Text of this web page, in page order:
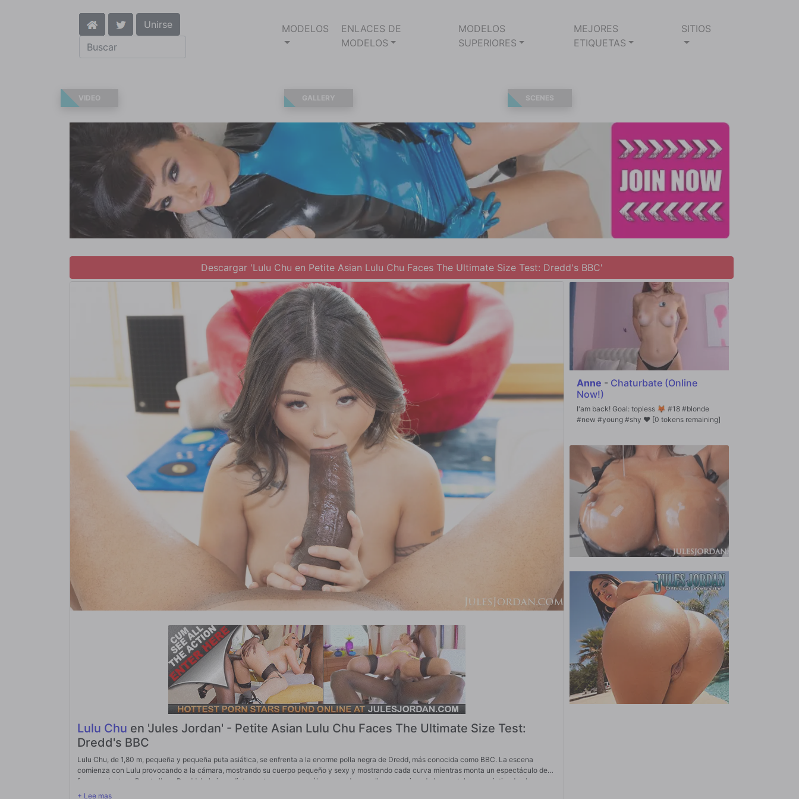
Unirse MODELOS
ENLACES DE
MODELOS
MODELOS
SUPERIORES
MEJORES
ETIQUETAS
SITIOS
VIDEO GALLERY SCENES
Descargar 'Lulu Chu en Petite Asian Lulu Chu Faces The Ultimate Size Test: Dredd's BBC'
Lulu Chu en 'Jules Jordan' - Petite Asian Lulu Chu Faces The Ultimate Size Test:
Dredd's BBC
Lulu Chu, de 1,80 m, pequeña y pequeña puta asiática, se enfrenta a la enorme polla negra de Dredd, más conocida como BBC. La escena
comienza con Lulu provocando a la cámara, mostrando su cuerpo pequeño y sexy y mostrando cada curva mientras monta un espectáculo de
forma seductora. Pronto llega Dredd. Lulu inmediatamente se acerca a él, agarrando su polla por encima de los pantalones y sintiendo el enorme
bulto bajo la tela. Incapaz de resistirse, ella la saca y empieza a chuparle despacio. Su tamaño apenas cabe en su boca, haciendo que cada
Anne - Chaturbate (Online
Now!)
I'am back! Goal: topless 🦊 #18 #blonde
#new #young #shy ❤ [0 tokens remaining]